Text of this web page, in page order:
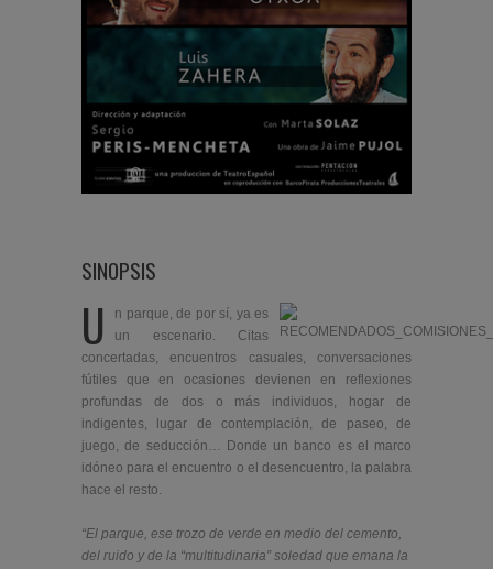
SINOPSIS
U
n parque, de por sí, ya es
un escenario. Citas
concertadas, encuentros casuales, conversaciones
fútiles que en ocasiones devienen en reflexiones
profundas de dos o más individuos, hogar de
indigentes, lugar de contemplación, de paseo, de
juego, de seducción… Donde un banco es el marco
idóneo para el encuentro o el desencuentro, la palabra
hace el resto.
“El parque, ese trozo de verde en medio del cemento,
del ruido y de la “multitudinaria” soledad que emana la